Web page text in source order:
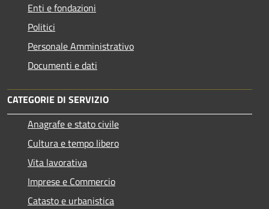
Enti e fondazioni
Politici
Personale Amministrativo
Documenti e dati
CATEGORIE DI SERVIZIO
Anagrafe e stato civile
Cultura e tempo libero
Vita lavorativa
Imprese e Commercio
Catasto e urbanistica